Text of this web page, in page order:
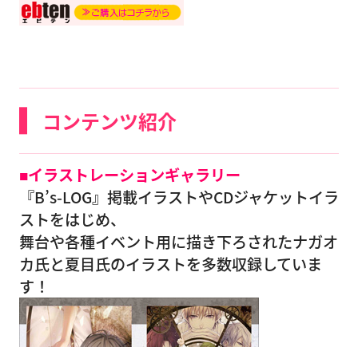
コンテンツ紹介
■イラストレーションギャラリー
『B’s-LOG』掲載イラストやCDジャケットイラ
ストをはじめ、
舞台や各種イベント用に描き下ろされたナガオ
カ氏と夏目氏のイラストを多数収録していま
す！